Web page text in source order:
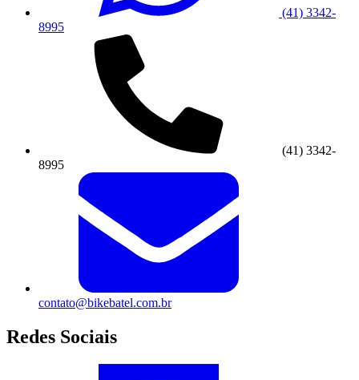
(41) 3342-
8995
(41) 3342-
8995
contato@bikebatel.com.br
Redes Sociais